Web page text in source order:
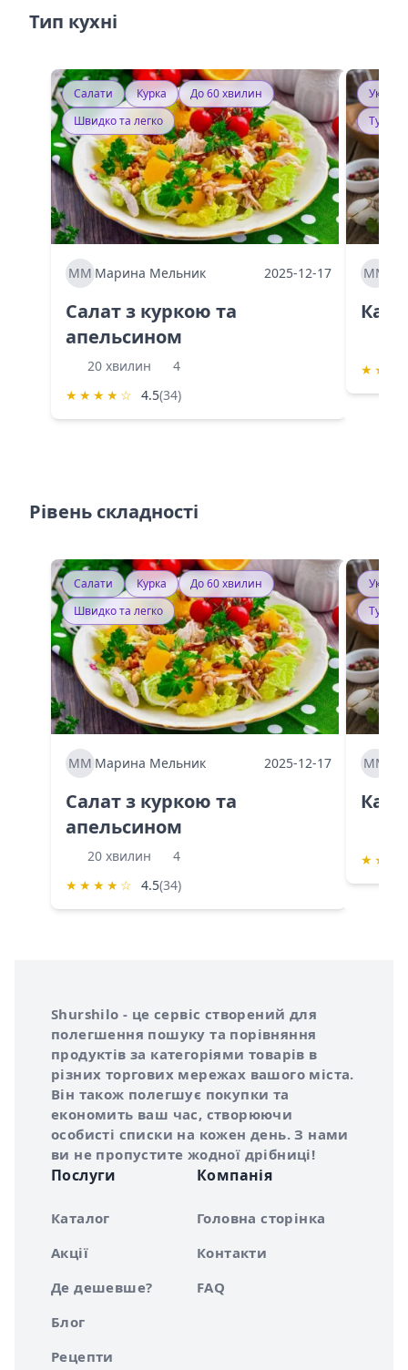
Тип кухні
Салати Курка
До 60 хвилин
Швидко та легко
ММ Марина Мельник 2025-12-17
Салат з куркою та
апельсином
20 хвилин
4
★ ★ ★ ★ ☆ 4.5(34)
ММ
★ ★
Рівень складності
Салати Курка
До 60 хвилин
Швидко та легко
ММ Марина Мельник 2025-12-17
Салат з куркою та
апельсином
20 хвилин
4
★ ★ ★ ★ ☆ 4.5(34)
ММ
★ ★
Про сервіс Shurshilo
Shurshilo - це сервіс створений для
полегшення пошуку та порівняння
продуктів за категоріями товарів в
різних торгових мережах вашого міста.
Він також полегшує покупки та
економить ваш час, створюючи
особисті списки на кожен день. З нами
ви не пропустите жодної дрібниці!
Послуги
Каталог
Акції
Де дешевше?
Блог
Рецепти
Компанія
Головна сторінка
Контакти
FAQ